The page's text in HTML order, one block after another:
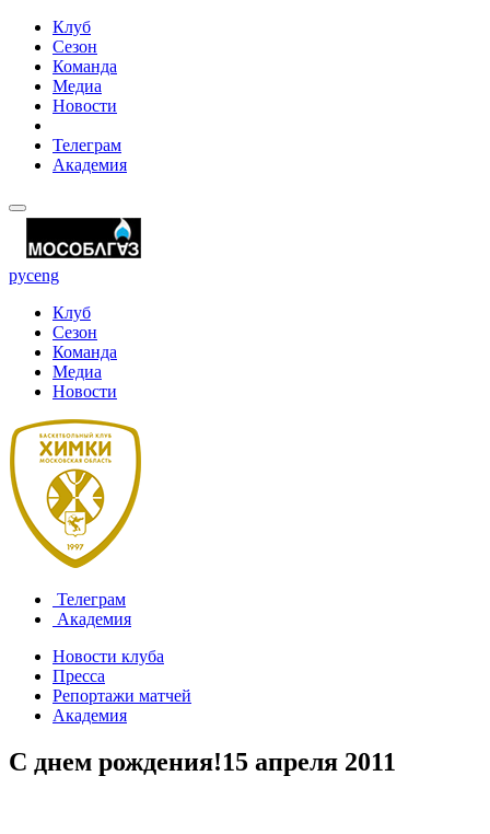
Клуб
Сезон
Команда
Медиа
Новости
Телеграм
Академия
русeng
Клуб
Сезон
Команда
Медиа
Новости
Телеграм
Академия
Новости клуба
Пресса
Репортажи матчей
Академия
С днем рождения!15 апреля 2011